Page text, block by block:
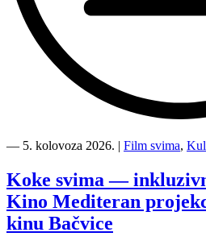
Mediteran
Film
svima
nastavljaju
inkluzivnu
turneju
― 5. kolovoza 2026. | Film svima,
Koke svima —
Kino Mediteran
kinu Bačvice